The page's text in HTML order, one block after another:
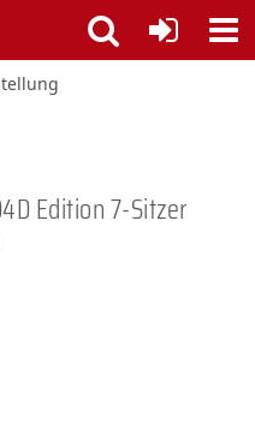
Edition 7-Sitzer